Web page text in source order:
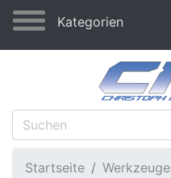
Kategorien
Startseite
Werkzeuge